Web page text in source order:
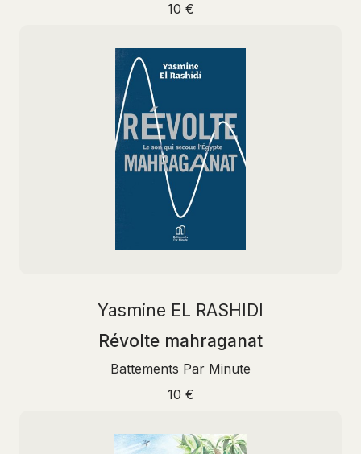
10 €
Yasmine EL RASHIDI
Révolte mahraganat
Battements Par Minute
10 €